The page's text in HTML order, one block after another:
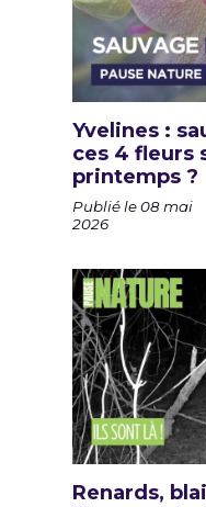
Yvelines :
ces 4 fleurs
printemps ?
Publié le 08 mai
2026
Renards,